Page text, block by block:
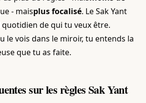
- maisplus focalisé. Le Sak Yant
de qui tu veux être.
le vois dans le miroir, tu entends la
que tu as faite.
sur les règles Sak Yant